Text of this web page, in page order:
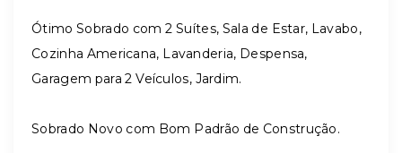
Ótimo Sobrado com 2 Suítes, Sala de Estar, Lavabo,
Cozinha Americana, Lavanderia, Despensa,
Garagem para 2 Veículos, Jardim.
Sobrado Novo com Bom Padrão de Construção.